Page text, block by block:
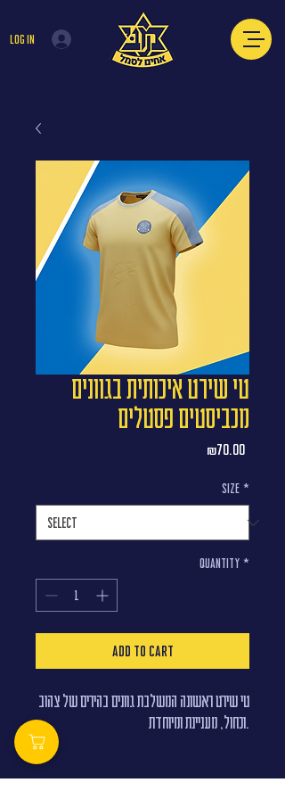
Log In
טי שירט איכותית בגוונים
מכביסטים פסטלים
₪70.00Price
Size *
Quantity *
Add to Cart
טי שירט ראשונה המשלבת גוונים בהירים של צהוב
וכחול, מעניינת ומיוחדת.